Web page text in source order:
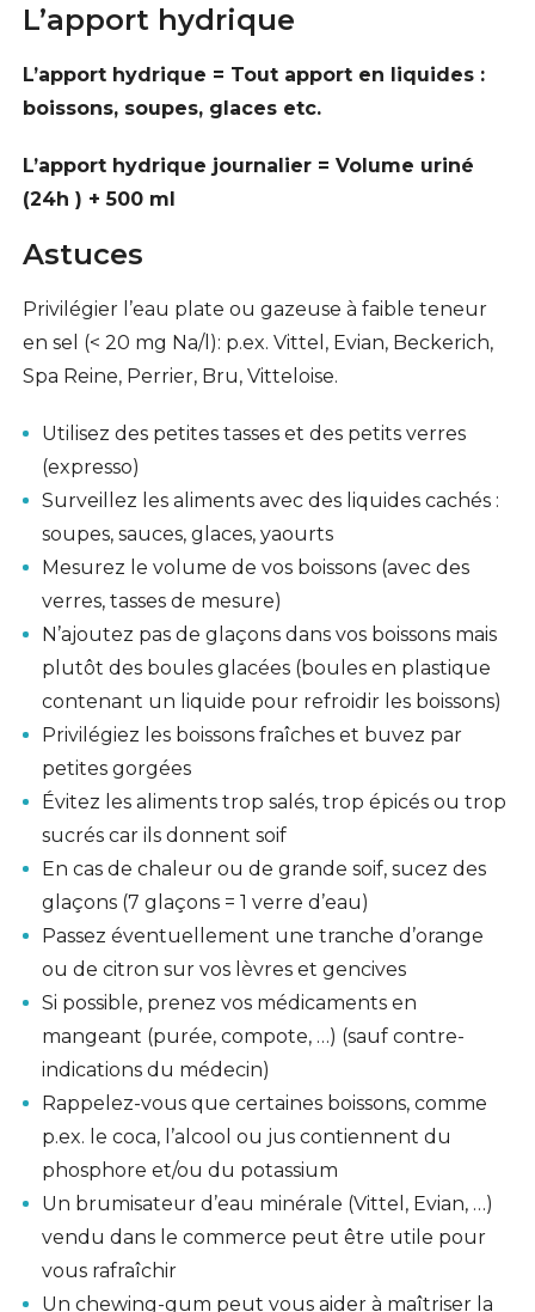
L’apport hydrique
L’apport hydrique = Tout apport en liquides :
boissons, soupes, glaces etc.
L’apport hydrique journalier = Volume uriné
(24h ) + 500 ml
Astuces
Privilégier l’eau plate ou gazeuse à faible teneur
en sel (< 20 mg Na/l): p.ex. Vittel, Evian, Beckerich,
Spa Reine, Perrier, Bru, Vitteloise.
Utilisez des petites tasses et des petits verres
(expresso)
Surveillez les aliments avec des liquides cachés :
soupes, sauces, glaces, yaourts
Mesurez le volume de vos boissons (avec des
verres, tasses de mesure)
N’ajoutez pas de glaçons dans vos boissons mais
plutôt des boules glacées (boules en plastique
contenant un liquide pour refroidir les boissons)
Privilégiez les boissons fraîches et buvez par
petites gorgées
Évitez les aliments trop salés, trop épicés ou trop
sucrés car ils donnent soif
En cas de chaleur ou de grande soif, sucez des
glaçons (7 glaçons = 1 verre d’eau)
Passez éventuellement une tranche d’orange
ou de citron sur vos lèvres et gencives
Si possible, prenez vos médicaments en
mangeant (purée, compote, …) (sauf contre-
indications du médecin)
Rappelez-vous que certaines boissons, comme
p.ex. le coca, l’alcool ou jus contiennent du
phosphore et/ou du potassium
Un brumisateur d’eau minérale (Vittel, Evian, …)
vendu dans le commerce peut être utile pour
vous rafraîchir
Un chewing-gum peut vous aider à maîtriser la